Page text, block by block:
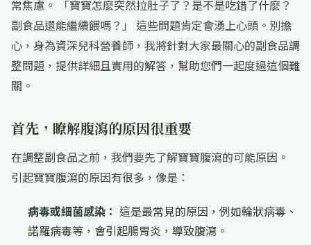
常焦慮。 「寶寶怎麼突然拉肚子了？是不是吃錯了什麼？
副食品還能繼續餵嗎？」 這些問題肯定會湧上心頭。別擔
心，身為資深兒科營養師，我將針對大家最關心的副食品調
整問題，提供詳細且實用的解答，幫助您們一起度過這個難
關。
首先，瞭解腹瀉的原因很重要
在調整副食品之前，我們要先了解寶寶腹瀉的可能原因。
引起寶寶腹瀉的原因有很多，像是：
病毒或細菌感染： 這是最常見的原因，例如輪狀病毒、
諾羅病毒等，會引起腸胃炎，導致腹瀉。